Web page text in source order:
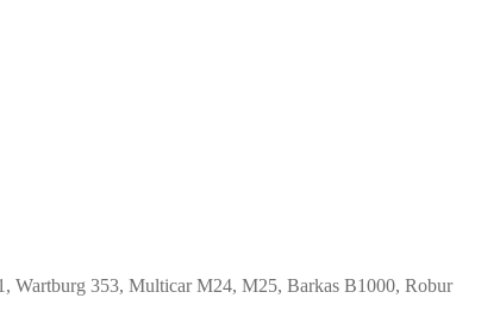
Wartburg 353, Multicar M24, M25, Barkas B1000, Robur